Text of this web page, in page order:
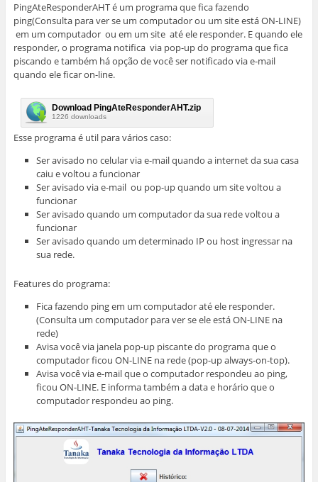
PingAteResponderAHT é um programa que fica fazendo
ping(Consulta para ver se um computador ou um site está ON-LINE)
em um computador ou em um site até ele responder. E quando ele
responder, o programa notifica via pop-up do programa que fica
piscando e também há opção de você ser notificado via e-mail
quando ele ficar on-line.
Download PingAteResponderAHT.zip
1226 downloads
Esse programa é util para vários caso:
Ser avisado no celular via e-mail quando a internet da sua casa
caiu e voltou a funcionar
Ser avisado via e-mail ou pop-up quando um site voltou a
funcionar
Ser avisado quando um computador da sua rede voltou a
funcionar
Ser avisado quando um determinado IP ou host ingressar na
sua rede.
Features do programa:
Fica fazendo ping em um computador até ele responder.
(Consulta um computador para ver se ele está ON-LINE na
rede)
Avisa você via janela pop-up piscante do programa que o
computador ficou ON-LINE na rede (pop-up always-on-top).
Avisa você via e-mail que o computador respondeu ao ping,
ficou ON-LINE. E informa também a data e horário que o
computador respondeu ao ping.